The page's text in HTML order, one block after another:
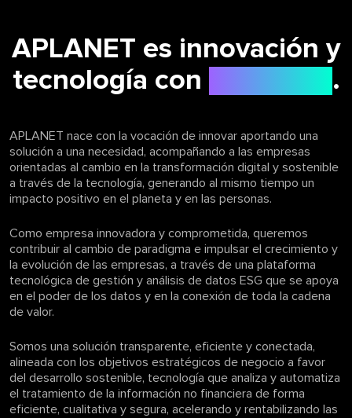
APLANET es innovación y
tecnología con
.
APLANET nace con la vocación de innovar aportando una
solución a una necesidad, acompañando a las empresas
orientadas al cambio en la transformación digital y sostenible
a través de la tecnología, generando al mismo tiempo un
impacto positivo en el planeta y en las personas.
Como empresa innovadora y comprometida, queremos
contribuir al cambio de paradigma e impulsar el crecimiento y
la evolución de las empresas, a través de una plataforma
tecnológica de gestión y análisis de datos ESG que se apoya
en el poder de los datos y en la conexión de toda la cadena
de valor.
Somos una solución transparente, eficiente y conectada,
alineada con los objetivos estratégicos de negocio a favor
del desarrollo sostenible, tecnología que analiza y automatiza
el tratamiento de la información no financiera de forma
eficiente, cualitativa y segura, acelerando y rentabilizando las